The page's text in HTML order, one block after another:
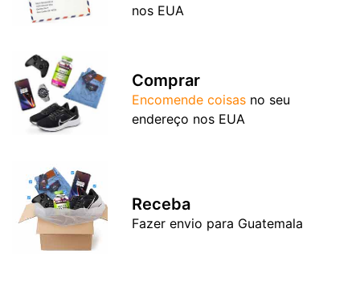
nos EUA
Comprar
Encomende coisas no seu
endereço nos EUA
Receba
Fazer envio para Guatemala